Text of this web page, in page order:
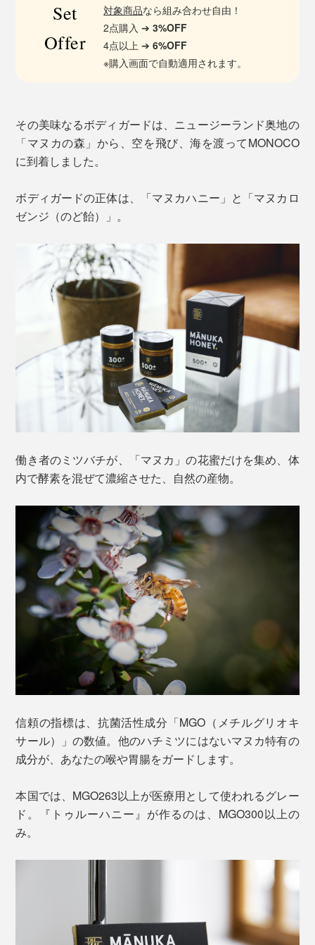
Set
Offer
対象商品なら組み合わせ自由！
2点購入 ➔3%OFF
4点以上 ➔6%OFF
※購入画面で自動適用されます。
その美味なるボディガードは、ニュージーランド奥地の
「マヌカの森」から、空を飛び、海を渡ってMONOCO
に到着しました。
ボディガードの正体は、「マヌカハニー」と「マヌカロ
ゼンジ（のど飴）」。
働き者のミツバチが、「マヌカ」の花蜜だけを集め、体
内で酵素を混ぜて濃縮させた、自然の産物。
信頼の指標は、抗菌活性成分「MGO（メチルグリオキ
サール）」の数値。他のハチミツにはないマヌカ特有の
成分が、あなたの喉や胃腸をガードします。
本国では、MGO263以上が医療用として使われるグレー
ド。『トゥルーハニー』が作るのは、MGO300以上の
み。